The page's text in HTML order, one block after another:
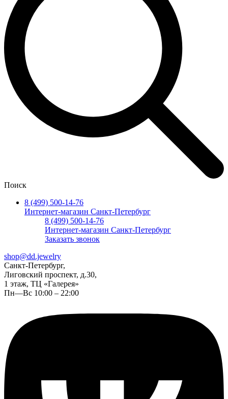
Поиск
8 (499) 500-14-76
Интернет-магазин Санкт-Петербург
8 (499) 500-14-76
Интернет-магазин Санкт-Петербург
Заказать звонок
shop@dd.jewelry
Санкт-Петербург,
Лиговский проспект, д.30,
1 этаж, ТЦ «Галерея»
Пн—Вс 10:00 – 22:00